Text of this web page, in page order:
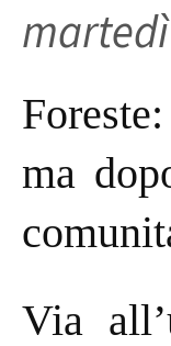
ma
Via